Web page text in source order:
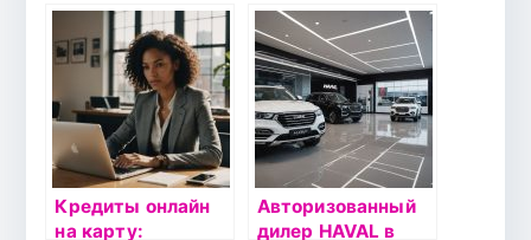
особенности
выбора и
эксплуатации
особенности
выбора и
эксплуатации
Кредиты онлайн
на карту:
Авторизованный
дилер HAVAL в